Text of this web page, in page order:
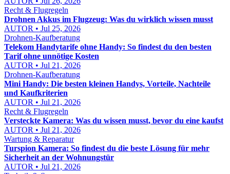
Recht & Flugregeln
Drohnen Akkus im Flugzeug: Was du wirklich wissen musst
AUTOR • Jul 25, 2026
Drohnen-Kaufberatung
Telekom Handytarife ohne Handy: So findest du den besten
Tarif ohne unnötige Kosten
AUTOR • Jul 21, 2026
Drohnen-Kaufberatung
Mini Handy: Die besten kleinen Handys, Vorteile, Nachteile
und Kaufkriterien
AUTOR • Jul 21, 2026
Recht & Flugregeln
Versteckte Kamera: Was du wissen musst, bevor du eine kaufst
AUTOR • Jul 21, 2026
Wartung & Reparatur
Turspion Kamera: So findest du die beste Lösung für mehr
Sicherheit an der Wohnungstür
AUTOR • Jul 21, 2026